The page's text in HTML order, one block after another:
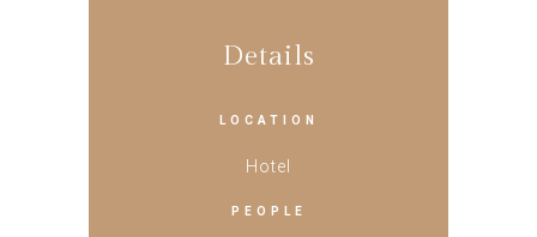
Details
LOCATION
Hotel
PEOPLE